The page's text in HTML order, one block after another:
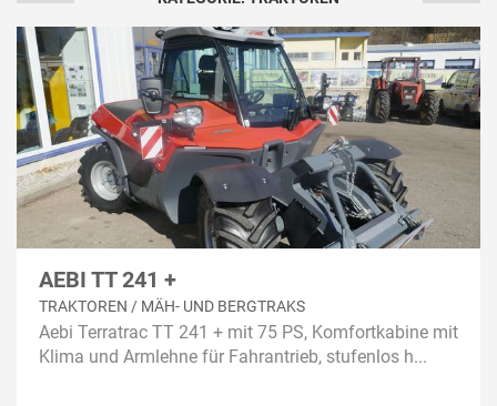
AEBI TT 241 +
TRAKTOREN / MÄH- UND BERGTRAKS
Aebi Terratrac TT 241 + mit 75 PS, Komfortkabine mit
Klima und Armlehne für Fahrantrieb, stufenlos h...